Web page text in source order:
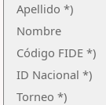
Apellido *)
Nombre
Código FIDE *)
ID Nacional *)
Torneo *)